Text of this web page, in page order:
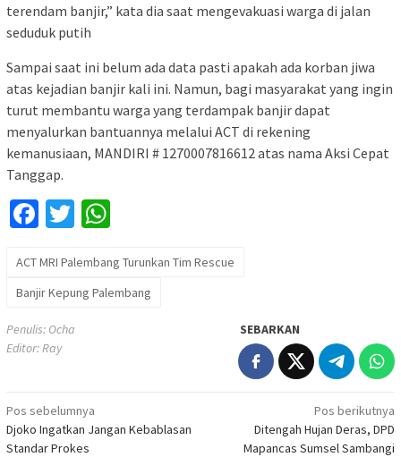
terendam banjir,” kata dia saat mengevakuasi warga di jalan
seduduk putih
Sampai saat ini belum ada data pasti apakah ada korban jiwa
atas kejadian banjir kali ini. Namun, bagi masyarakat yang ingin
turut membantu warga yang terdampak banjir dapat
menyalurkan bantuannya melalui ACT di rekening
kemanusiaan, MANDIRI # 1270007816612 atas nama Aksi Cepat
Tanggap.
Facebook
Twitter
ACT MRI Palembang Turunkan Tim Rescue
Banjir Kepung Palembang
Penulis: Ocha
Editor: Ray
SEBARKAN
Navigasi
pos
Pos sebelumnya
Djoko Ingatkan Jangan Kebablasan
Standar Prokes
Pos berikutnya
Ditengah Hujan Deras, DPD
Mapancas Sumsel Sambangi